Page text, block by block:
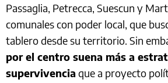
Passaglia, Petrecca, Suescun y
comunales con poder local, que
tablero desde su territorio. Sin
por el centro suena más a
supervivencia que a proyecto